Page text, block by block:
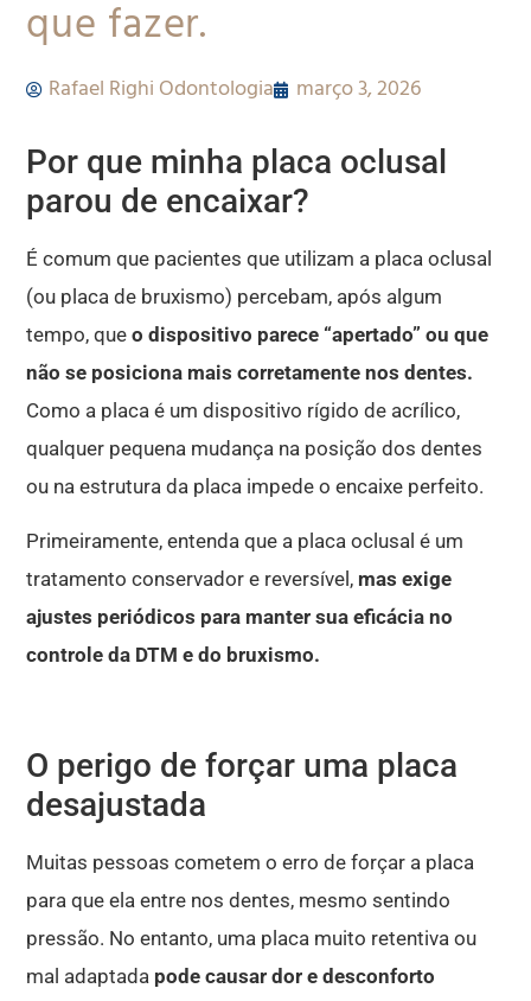
que fazer.
Rafael Righi Odontologia março 3, 2026
Por que minha placa oclusal
parou de encaixar?
É comum que pacientes que utilizam a placa oclusal
(ou placa de bruxismo) percebam, após algum
tempo, que o dispositivo parece “apertado” ou que
não se posiciona mais corretamente nos dentes.
Como a placa é um dispositivo rígido de acrílico,
qualquer pequena mudança na posição dos dentes
ou na estrutura da placa impede o encaixe perfeito.
Primeiramente, entenda que a placa oclusal é um
tratamento conservador e reversível, mas exige
ajustes periódicos para manter sua eficácia no
controle da DTM e do bruxismo.
O perigo de forçar uma placa
desajustada
Muitas pessoas cometem o erro de forçar a placa
para que ela entre nos dentes, mesmo sentindo
pressão. No entanto, uma placa muito retentiva ou
mal adaptada pode causar dor e desconforto